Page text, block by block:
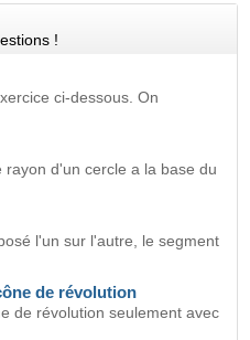
!
ci-dessous. On
d'un cercle a la base du
l'un sur l'autre, le segment
de révolution
de révolution seulement avec